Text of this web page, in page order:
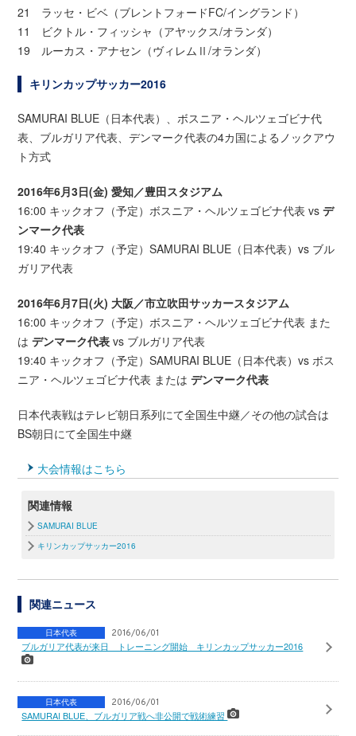
21 ラッセ・ビベ（ブレントフォードFC/イングランド）
11 ビクトル・フィッシャ（アヤックス/オランダ）
19 ルーカス・アナセン（ヴィレムⅡ/オランダ）
キリンカップサッカー2016
SAMURAI BLUE（日本代表）、ボスニア・ヘルツェゴビナ代
表、ブルガリア代表、デンマーク代表の4カ国によるノックアウ
ト方式
2016年6月3日(金) 愛知／豊田スタジアム
16:00 キックオフ（予定）ボスニア・ヘルツェゴビナ代表 vsデ
ンマーク代表
19:40 キックオフ（予定）SAMURAI BLUE（日本代表）vs ブル
ガリア代表
2016年6月7日(火) 大阪／市立吹田サッカースタジアム
16:00 キックオフ（予定）ボスニア・ヘルツェゴビナ代表 また
はデンマーク代表 vs ブルガリア代表
19:40 キックオフ（予定）SAMURAI BLUE（日本代表）vs ボス
ニア・ヘルツェゴビナ代表 またはデンマーク代表
日本代表戦はテレビ朝日系列にて全国生中継／その他の試合は
BS朝日にて全国生中継
大会情報はこちら
関連情報
SAMURAI BLUE
キリンカップサッカー2016
関連ニュース
日本代表 2016/06/01
ブルガリア代表が来日 トレーニング開始 キリンカップサッカー2016
日本代表 2016/06/01
SAMURAI BLUE、ブルガリア戦へ非公開で戦術練習